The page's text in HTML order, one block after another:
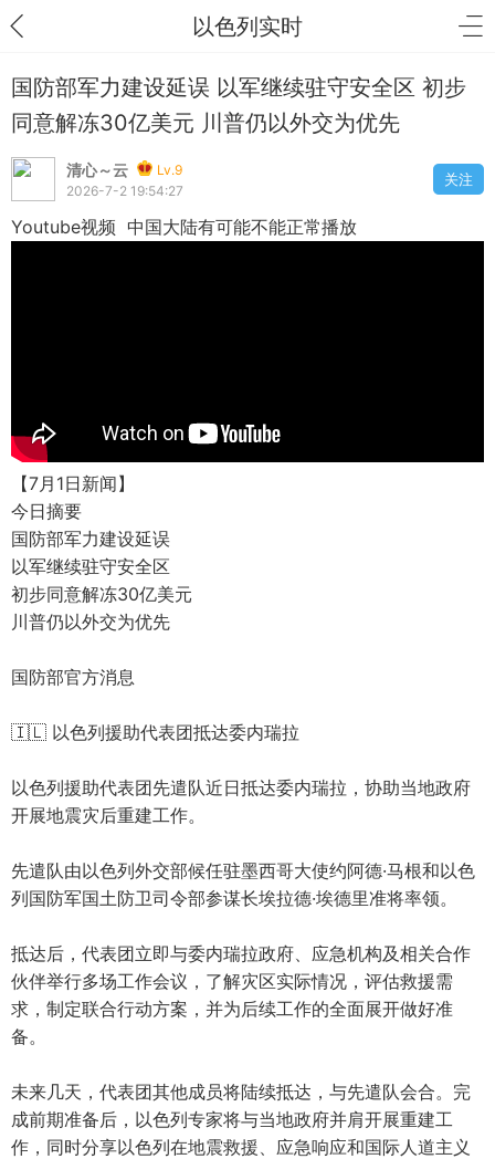
以色列实时
国防部军力建设延误 以军继续驻守安全区 初步
同意解冻30亿美元 川普仍以外交为优先
清心～云
Lv.9
2026-7-2 19:54:27
关注
Youtube视频 中国大陆有可能不能正常播放
【7月1日新闻】
今日摘要
国防部军力建设延误
以军继续驻守安全区
初步同意解冻30亿美元
川普仍以外交为优先
国防部官方消息
🇮🇱 以色列援助代表团抵达委内瑞拉
以色列援助代表团先遣队近日抵达委内瑞拉，协助当地政府
开展地震灾后重建工作。
先遣队由以色列外交部候任驻墨西哥大使约阿德·马根和以色
列国防军国土防卫司令部参谋长埃拉德·埃德里准将率领。
抵达后，代表团立即与委内瑞拉政府、应急机构及相关合作
伙伴举行多场工作会议，了解灾区实际情况，评估救援需
求，制定联合行动方案，并为后续工作的全面展开做好准
备。
未来几天，代表团其他成员将陆续抵达，与先遣队会合。完
成前期准备后，以色列专家将与当地政府并肩开展重建工
作，同时分享以色列在地震救援、应急响应和国际人道主义